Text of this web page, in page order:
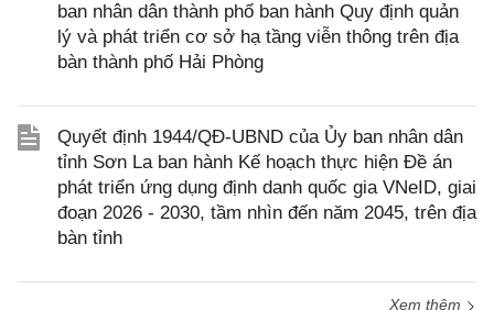
ban nhân dân thành phố ban hành Quy định quản
lý và phát triển cơ sở hạ tầng viễn thông trên địa
bàn thành phố Hải Phòng
Quyết định 1944/QĐ-UBND của Ủy ban nhân dân
tỉnh Sơn La ban hành Kế hoạch thực hiện Đề án
phát triển ứng dụng định danh quốc gia VNeID, giai
đoạn 2026 - 2030, tầm nhìn đến năm 2045, trên địa
bàn tỉnh
Xem thêm